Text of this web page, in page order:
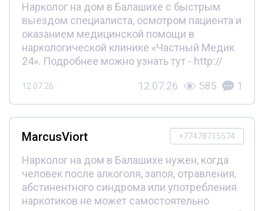
Нарколог на дом в Балашихе с быстрым
выездом специалиста, осмотром пациента и
оказанием медицинской помощи в
наркологической клинике «Частный Медик
24». Подробнее можно узнать тут - http://
12.07.26 12.07.26 585 1
+77478715574
MarcusViort
Нарколог на дом в Балашихе нужен, когда
человек после алкоголя, запоя, отравления,
абстинентного синдрома или употребления
наркотиков не может самостоятельно